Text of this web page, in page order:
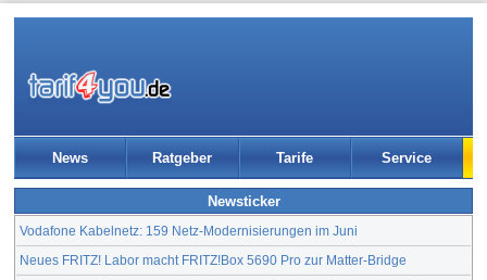
News Ratgeber Tarife Service
Newsticker
Vodafone Kabelnetz: 159 Netz-Modernisierungen im Juni
Neues FRITZ! Labor macht FRITZ!Box 5690 Pro zur Matter-Bridge